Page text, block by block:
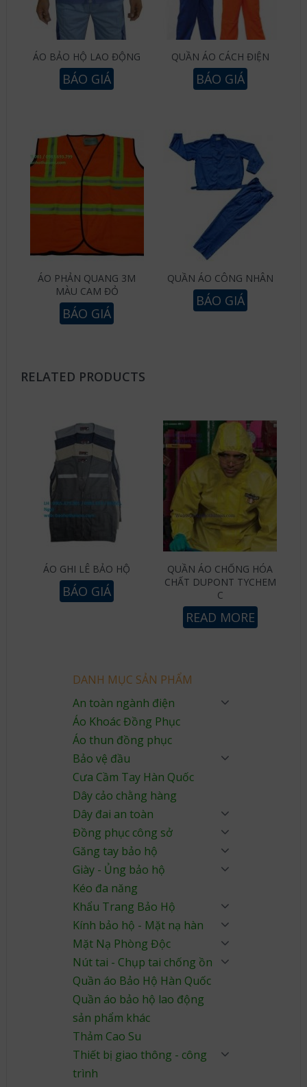
ÁO BẢO HỘ LAO ĐỘNG
BÁO GIÁ
QUẦN ÁO CÁCH ĐIỆN
BÁO GIÁ
ÁO PHẢN QUANG 3M
MÀU CAM ĐỎ
BÁO GIÁ
QUẦN ÁO CÔNG NHÂN
BÁO GIÁ
RELATED PRODUCTS
ÁO GHI LÊ BẢO HỘ
BÁO GIÁ
QUẦN ÁO CHỐNG HÓA
CHẤT DUPONT TYCHEM
C
READ MORE
DANH MỤC SẢN PHẨM
An toàn ngành điện
Áo Khoác Đồng Phục
Áo thun đồng phục
Bảo vệ đầu
Cưa Cầm Tay Hàn Quốc
Dây cảo chằng hàng
Dây đai an toàn
Đồng phục công sở
Găng tay bảo hộ
Giày - Ủng bảo hộ
Kéo đa năng
Khẩu Trang Bảo Hộ
Kính bảo hộ - Mặt nạ hàn
Mặt Nạ Phòng Độc
Nút tai - Chụp tai chống ồn
Quần áo Bảo Hộ Hàn Quốc
Quần áo bảo hộ lao động
sản phẩm khác
Thảm Cao Su
Thiết bị giao thông - công
trình